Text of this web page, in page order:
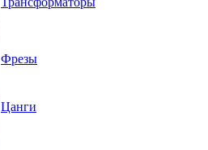
Фрезы
Цанги